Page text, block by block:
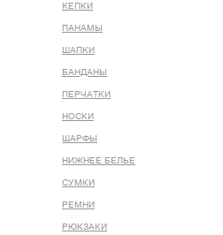
КЕПКИ
ПАНАМЫ
ШАПКИ
БАНДАНЫ
ПЕРЧАТКИ
НОСКИ
ШАРФЫ
НИЖНЕЕ БЕЛЬЕ
СУМКИ
РЕМНИ
РЮКЗАКИ